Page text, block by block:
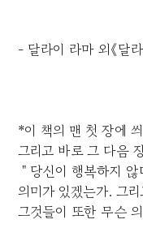
- 달라이 라마 외《달
*이 책의 맨 첫 장에
그리고 바로 그 다음
＂당신이 행복하지
의미가 있겠는가. 그
그것들이 또한 무슨